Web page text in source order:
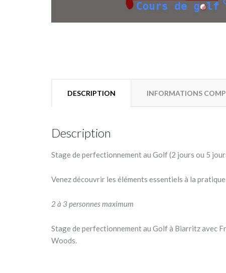
DESCRIPTION INFORMATIONS
Description
Stage de perfectionnement au Golf (2 jours ou 5
Venez découvrir les éléments essentiels à la
2 à 3 personnes maximum
Stage de perfectionnement au Golf à Biarritz avec
Woods.